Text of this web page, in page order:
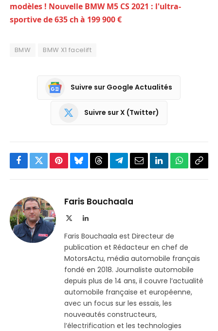
modèles ! Nouvelle BMW M5 CS 2021 : l'ultra-
sportive de 635 ch à 199 900 €
BMW BMW X1 facelift
Suivre sur Google Actualités
Suivre sur X (Twitter)
Facebook
TwitterPinterestBlueskyThreadsPartager
Telegram
EmailLinkedInWhatsApp
Faris Bouchaala
LinkedIn
Faris Bouchaala est Directeur de
publication et Rédacteur en chef de
MotorsActu, média automobile français
fondé en 2018. Journaliste automobile
depuis plus de 14 ans, il couvre l’actualité
automobile française et européenne,
avec un focus sur les essais, les
nouveautés constructeurs,
l’électrification et les technologies